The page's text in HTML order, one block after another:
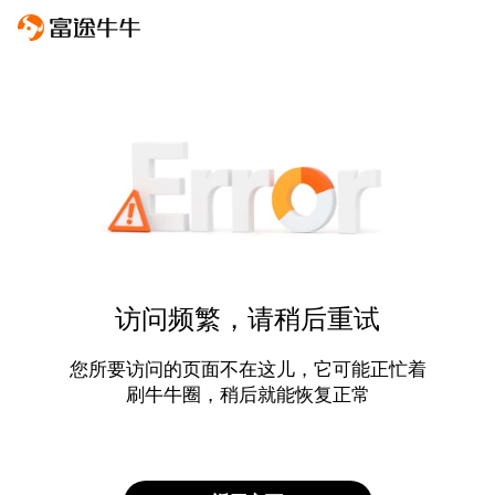
访问频繁，请稍后重试
您所要访问的页面不在这儿，它可能正忙着
刷牛牛圈，稍后就能恢复正常